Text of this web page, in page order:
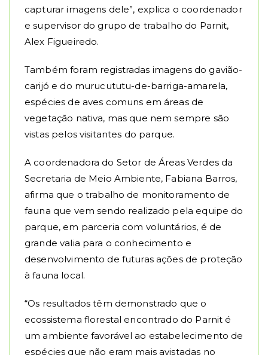
capturar imagens dele”, explica o coordenador
e supervisor do grupo de trabalho do Parnit,
Alex Figueiredo.
Também foram registradas imagens do gavião-
carijó e do murucututu-de-barriga-amarela,
espécies de aves comuns em áreas de
vegetação nativa, mas que nem sempre são
vistas pelos visitantes do parque.
A coordenadora do Setor de Áreas Verdes da
Secretaria de Meio Ambiente, Fabiana Barros,
afirma que o trabalho de monitoramento de
fauna que vem sendo realizado pela equipe do
parque, em parceria com voluntários, é de
grande valia para o conhecimento e
desenvolvimento de futuras ações de proteção
à fauna local.
“Os resultados têm demonstrado que o
ecossistema florestal encontrado do Parnit é
um ambiente favorável ao estabelecimento de
espécies que não eram mais avistadas no